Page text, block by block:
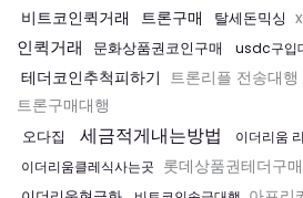
비트코인퀵거래 트론구매 탈세돈믹싱
인퀵거래
문화상품권코인구매 usdc구입
테더코인추척피하기 트론리플 전송대행
트론구매대행
오다집
세금적게내는방법
이더리움
이더리움클레식사는곳 롯데상품권테더구매